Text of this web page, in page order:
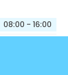
08:00 - 16:00